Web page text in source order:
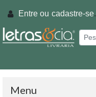
Entre ou cadastre-se.
Menu